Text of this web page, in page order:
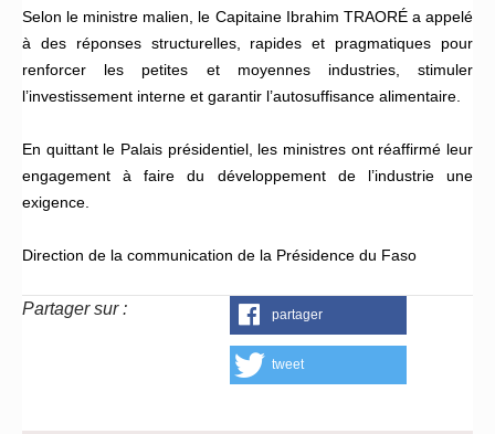
Selon le ministre malien, le Capitaine Ibrahim TRAORÉ a appelé
à des réponses structurelles, rapides et pragmatiques pour
renforcer les petites et moyennes industries, stimuler
l’investissement interne et garantir l’autosuffisance alimentaire.
En quittant le Palais présidentiel, les ministres ont réaffirmé leur
engagement à faire du développement de l’industrie une
exigence.
Direction de la communication de la Présidence du Faso
Partager sur : partager
tweet